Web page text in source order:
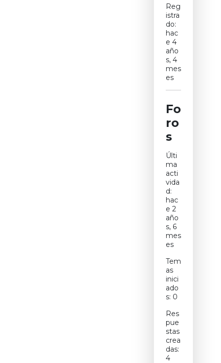
Reg
istra
do:
hac
e 4
año
s, 4
mes
es
Fo
ro
s
Últi
ma
acti
vida
d:
hac
e 2
año
s, 6
mes
es
Tem
as
inici
ado
s: 0
Res
pue
stas
crea
das:
4